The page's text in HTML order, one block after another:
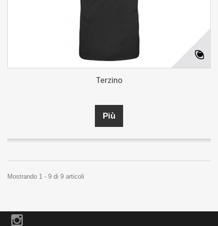
Terzino
Più
Mostrando 1 - 9 di 9 articoli